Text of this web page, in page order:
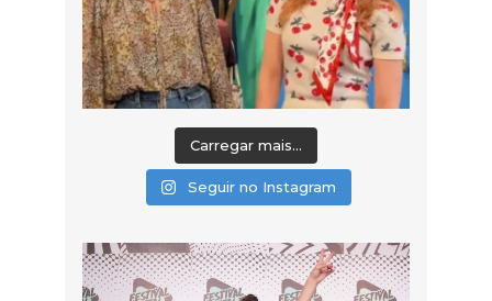
Carregar mais...
Seguir no Instagram